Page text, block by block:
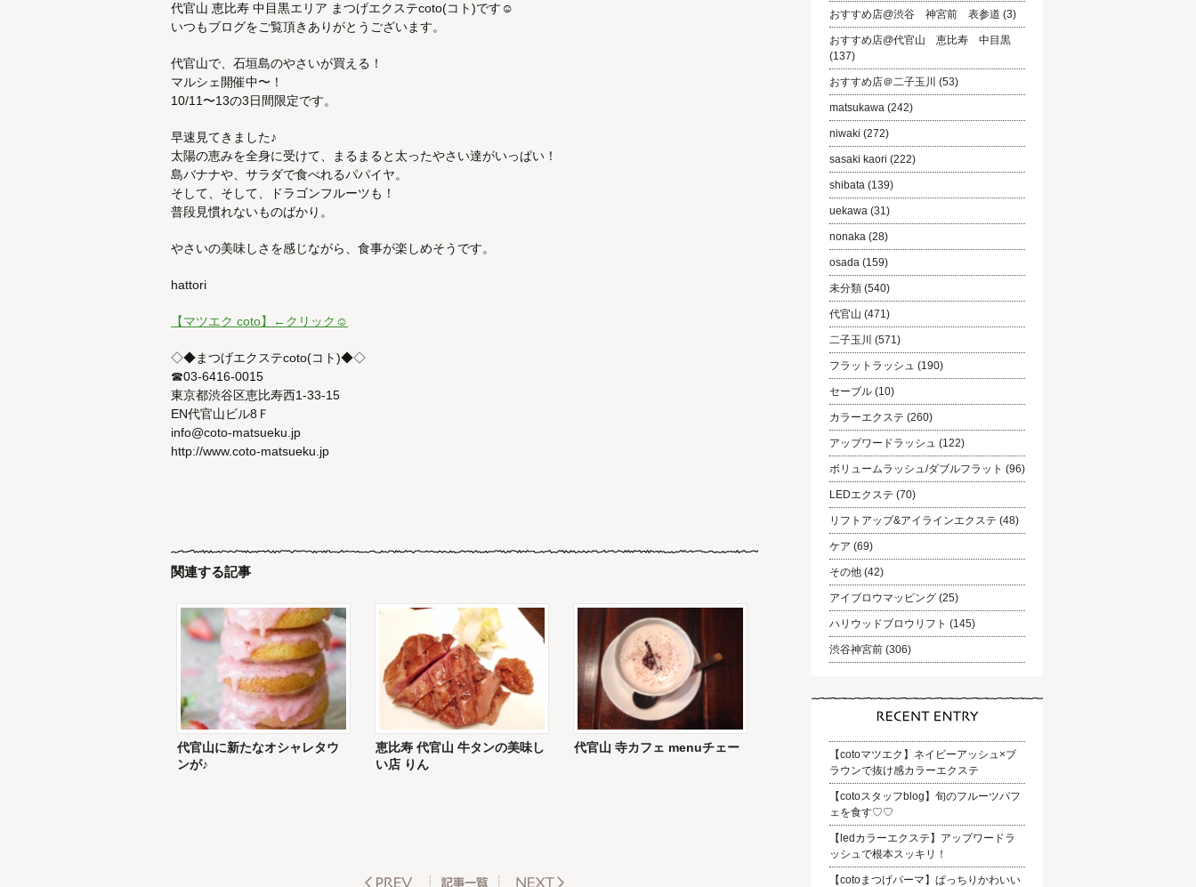
代官山 恵比寿 中目黒エリア まつげエクステcoto(コト)です☺︎
いつもブログをご覧頂きありがとうございます。
代官山で、石垣島のやさいが買える！
マルシェ開催中〜！
10/11〜13の3日間限定です。
早速見てきました♪
太陽の恵みを全身に受けて、まるまると太ったやさい達がいっぱい！
島バナナや、サラダで食べれるパパイヤ。
そして、そして、ドラゴンフルーツも！
普段見慣れないものばかり。
やさいの美味しさを感じながら、食事が楽しめそうです。
hattori
【マツエク coto】←クリック☺︎
◇◆まつげエクステcoto(コト)◆◇
☎︎03-6416-0015
東京都渋谷区恵比寿西1-33-15
EN代官山ビル8Ｆ
info@coto-matsueku.jp
http://www.coto-matsueku.jp
関連する記事
代官山に新たなオシャレタウ
ンが♪
恵比寿 代官山 牛タンの美味し
い店 りん
代官山 寺カフェ menuチェー
おすすめ店@渋谷 神宮前 表参道 (3)
おすすめ店@代官山 恵比寿 中目黒
(137)
おすすめ店＠二子玉川 (53)
matsukawa (242)
niwaki (272)
sasaki kaori (222)
shibata (139)
uekawa (31)
nonaka (28)
osada (159)
未分類 (540)
代官山 (471)
二子玉川 (571)
フラットラッシュ (190)
セーブル (10)
カラーエクステ (260)
アップワードラッシュ (122)
ボリュームラッシュ/ダブルフラット (96)
LEDエクステ (70)
リフトアップ&アイラインエクステ (48)
ケア (69)
その他 (42)
アイブロウマッピング (25)
ハリウッドブロウリフト (145)
渋谷神宮前 (306)
【cotoマツエク】ネイビーアッシュ×ブ
ラウンで抜け感カラーエクステ
【cotoスタッフblog】旬のフルーツパフ
ェを食す♡♡
【ledカラーエクステ】アップワードラ
ッシュで根本スッキリ！
【cotoまつげパーマ】ぱっちりかわいい